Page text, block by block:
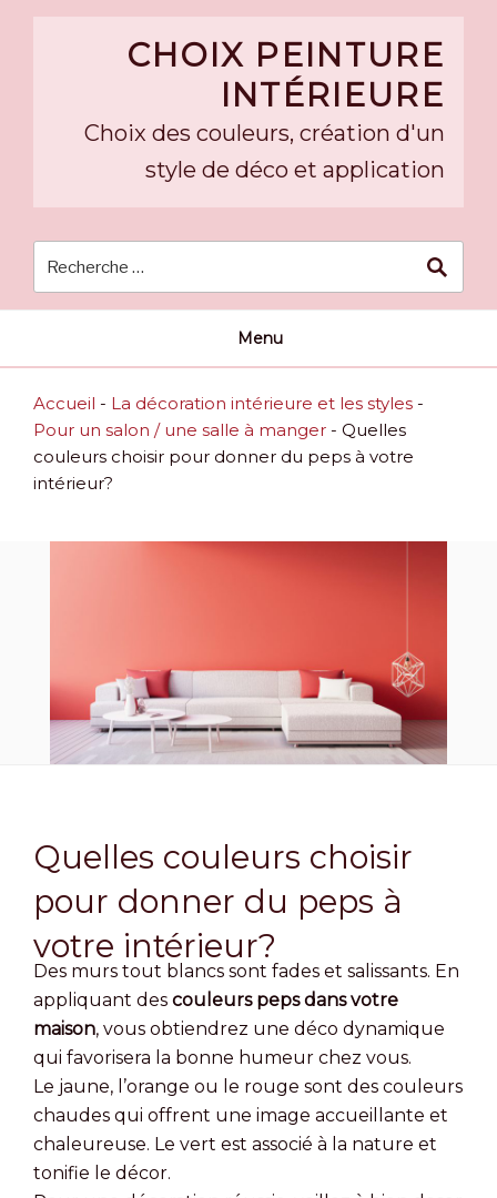
CHOIX PEINTURE
INTÉRIEURE
Choix des couleurs, création d'un
style de déco et application
Menu
Accueil - La décoration intérieure et les styles -
Pour un salon / une salle à manger - Quelles
couleurs choisir pour donner du peps à votre
intérieur?
Quelles couleurs choisir
pour donner du peps à
votre intérieur?
Des murs tout blancs sont fades et salissants. En
appliquant des couleurs peps dans votre
maison, vous obtiendrez une déco dynamique
qui favorisera la bonne humeur chez vous.
Le jaune, l’orange ou le rouge sont des couleurs
chaudes qui offrent une image accueillante et
chaleureuse. Le vert est associé à la nature et
tonifie le décor.